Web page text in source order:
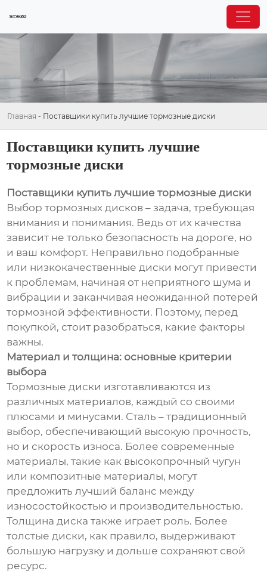
Главная - Поставщики купить лучшие тормозные диски
Поставщики купить лучшие
тормозные диски
Поставщики купить лучшие тормозные диски
Выбор тормозных дисков – задача, требующая
внимания и понимания. Ведь от их качества
зависит не только безопасность на дороге, но
и ваш комфорт. Неправильно подобранные
или низкокачественные диски могут привести
к проблемам, начиная от неприятного шума и
вибрации и заканчивая неожиданной потерей
тормозной эффективности. Поэтому, перед
покупкой, стоит разобраться, какие факторы
важны.
Материал и толщина: основные критерии
выбора
Тормозные диски изготавливаются из
различных материалов, каждый со своими
плюсами и минусами. Сталь – традиционный
выбор, обеспечивающий высокую прочность,
но и скорость износа. Более современные
материалы, такие как высокопрочный чугун
или композитные материалы, могут
предложить лучший баланс между
износостойкостью и производительностью.
Толщина диска также играет роль. Более
толстые диски, как правило, выдерживают
большую нагрузку и дольше сохраняют свой
ресурс.